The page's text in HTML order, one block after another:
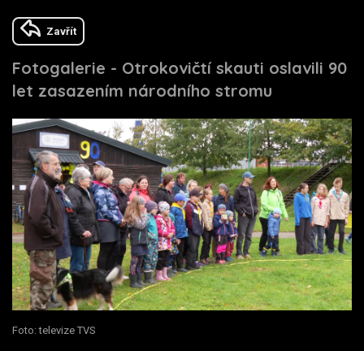
Zavřít
Fotogalerie - Otrokovičtí skauti oslavili 90
let zasazením národního stromu
Foto: televize TVS